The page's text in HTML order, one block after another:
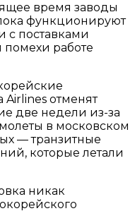
время заводы
функционируют
с поставками
помехи работе
Airlines отменят
две недели из-за
в московском
— транзитные
которые летали
никак